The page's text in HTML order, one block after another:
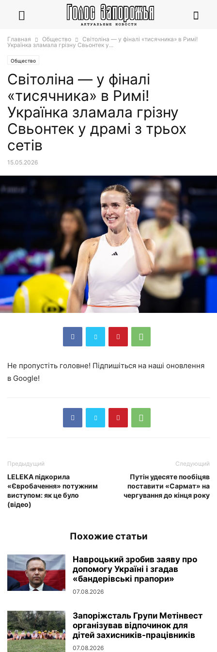
Главная Общество
Світоліна — у фіналі «тисячника» в Римі!
Українка зламала грізну Свьонтек у...
Общество
Світоліна — у фіналі
«тисячника» в Римі!
Українка зламала грізну
Свьонтек у драмі з трьох
сетів
15.05.2026
Не пропустіть головне! Підпишіться на наші оновлення
в Google!
Предыдущий
LELEKA підкорила
«Євробачення» потужним
виступом: як це було
(відео)
Следующий
Путін удесяте пообіцяв
поставити «Сармат» на
чергування до кінця року
Похожие статьи
Навроцький зробив заяву про
допомогу Україні і згадав
«бандерівські прапори»
07.08.2026
Запоріжсталь Групи Метінвест
організував відпочинок для
дітей захисників-працівників
07.08.2026